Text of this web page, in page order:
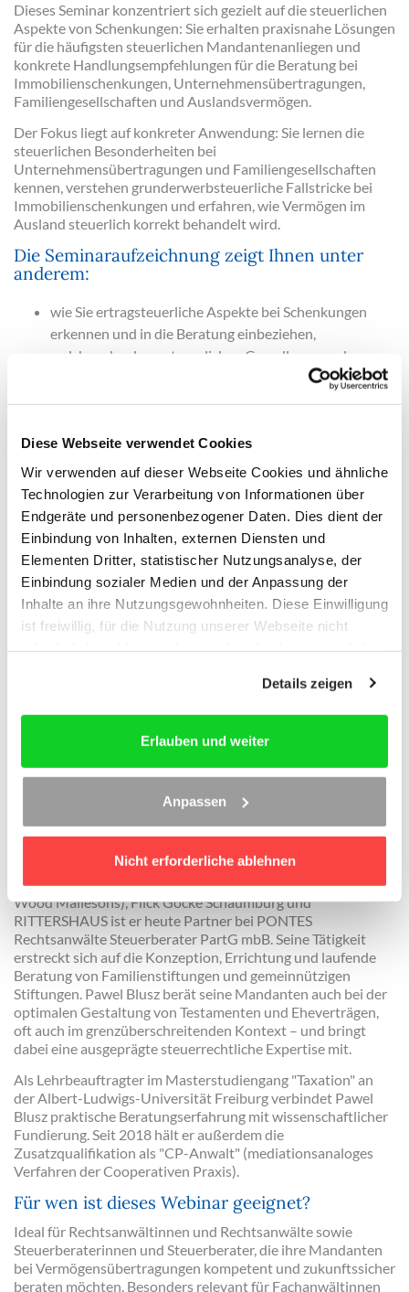
Diese Webseite verwendet Cookies
Wir verwenden auf dieser Webseite Cookies und ähnliche
Technologien zur Verarbeitung von Informationen über
Endgeräte und personenbezogener Daten. Dies dient der
Einbindung von Inhalten, externen Diensten und
Elementen Dritter, statistischer Nutzungsanalyse, der
Einbindung sozialer Medien und der Anpassung der
Inhalte an ihre Nutzungsgewohnheiten. Diese Einwilligung
ist freiwillig, für die Nutzung unserer Webseite nicht
und imImpressum
Details zeigen
Erlauben und weiter
Anpassen
Nicht erforderliche ablehnen
Dieses Seminar konzentriert sich gezielt auf die steuerlichen
Aspekte von Schenkungen: Sie erhalten praxisnahe Lösungen
für die häufigsten steuerlichen Mandantenanliegen und
konkrete Handlungsempfehlungen für die Beratung bei
Immobilienschenkungen, Unternehmensübertragungen,
Familiengesellschaften und Auslandsvermögen.
Der Fokus liegt auf konkreter Anwendung: Sie lernen die
steuerlichen Besonderheiten bei
Unternehmensübertragungen und Familiengesellschaften
kennen, verstehen grunderwerbsteuerliche Fallstricke bei
Immobilienschenkungen und erfahren, wie Vermögen im
Ausland steuerlich korrekt behandelt wird.
Die Seminaraufzeichnung zeigt Ihnen unter
anderem:
wie Sie ertragsteuerliche Aspekte bei Schenkungen
erkennen und in die Beratung einbeziehen,
welche schenkungsteuerlichen Grundlagen und
Güterstandsschaukel und Auslandsvermögen
steuerlich korrekt handhaben.
Themenschwerpunkte des Seminars:
Ertragsteuerliche Aspekte
Schenkungsteuerliche Grundlagen
Bewertung und Abzug von Nießbrauchsvorbehalten -
Praxishinweise
Begünstigung von Unternehmen
Besonderheiten bei Familiengesellschaften
Besonderheiten bei Immobilienschenkungen
Güterstandsschaukel, unerkannte Zuwendungen
zwischen Ehegatten
Grunderwerbsteuerliche Hinweise
Pawel Blusz ist ein erfahrener Rechtsanwalt und
von Erbrecht und Steuerrecht. Nach langjährigen Tätigkeiten
bei renommierten Kanzleien wie SJ Berwin LLP (jetzt: King &
Wood Mallesons), Flick Gocke Schaumburg und
RITTERSHAUS ist er heute Partner bei PONTES
Rechtsanwälte Steuerberater PartG mbB. Seine Tätigkeit
erstreckt sich auf die Konzeption, Errichtung und laufende
Beratung von Familienstiftungen und gemeinnützigen
Stiftungen. Pawel Blusz berät seine Mandanten auch bei der
optimalen Gestaltung von Testamenten und Eheverträgen,
oft auch im grenzüberschreitenden Kontext – und bringt
dabei eine ausgeprägte steuerrechtliche Expertise mit.
Als Lehrbeauftragter im Masterstudiengang "Taxation" an
der Albert-Ludwigs-Universität Freiburg verbindet Pawel
Blusz praktische Beratungserfahrung mit wissenschaftlicher
Fundierung. Seit 2018 hält er außerdem die
Zusatzqualifikation als "CP-Anwalt" (mediationsanaloges
Verfahren der Cooperativen Praxis).
Für wen ist dieses Webinar geeignet?
Ideal für Rechtsanwältinnen und Rechtsanwälte sowie
Steuerberaterinnen und Steuerberater, die ihre Mandanten
bei Vermögensübertragungen kompetent und zukunftssicher
beraten möchten. Besonders relevant für Fachanwältinnen